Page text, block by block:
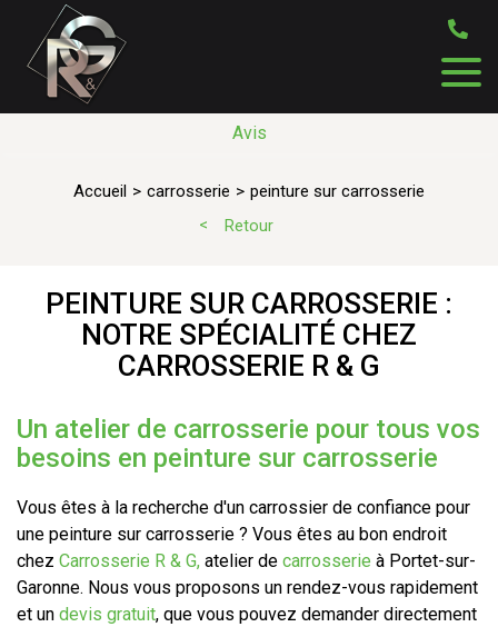
Avis
Accueil carrosserie
peinture sur carrosserie
Retour
PEINTURE SUR CARROSSERIE :
NOTRE SPÉCIALITÉ CHEZ
CARROSSERIE R & G
Un atelier de carrosserie pour tous vos
besoins en peinture sur carrosserie
Vous êtes à la recherche d'un carrossier de confiance pour
une peinture sur carrosserie ? Vous êtes au bon endroit
chez Carrosserie R & G, atelier de carrosserie à Portet-sur-
Garonne. Nous vous proposons un rendez-vous rapidement
et un devis gratuit, que vous pouvez demander directement